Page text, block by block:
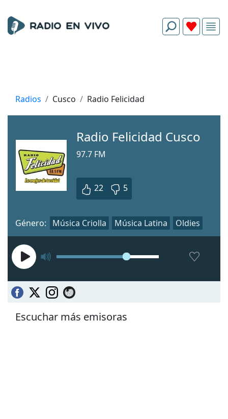
Radios Cusco Radio Felicidad
Radio Felicidad Cusco
97.7 FM
22 5
Género: Música Criolla Música Latina Oldies
Escuchar más emisoras